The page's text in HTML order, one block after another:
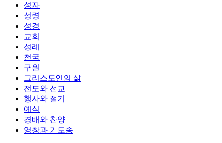
성자
성령
성경
교회
성례
천국
구원
그리스도인의 삶
전도와 선교
행사와 절기
예식
경배와 찬양
영창과 기도송